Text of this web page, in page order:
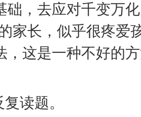
础，去应对千变万
家长，似乎很疼爱
，这是一种不好的
读题。